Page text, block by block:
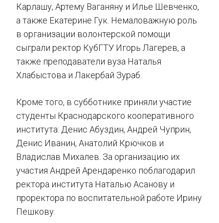
Карлашу, Артему Ваганяну и Илье Шевченко,
а также Екатерине Гук. Немаловажную роль
в организации волонтерской помощи
сыграли ректор КубГТУ Игорь Лагерев, а
также преподаватели вуза Наталья
Хлабыстова и Лакербай Зураб.
Кроме того, в субботнике приняли участие
студенты Краснодарского кооперативного
института: Денис Абуздин, Андрей Чуприн,
Денис Иванин, Анатолий Крючков и
Владислав Михалев. За организацию их
участия Андрей Арендаренко поблагодарил
ректора института Наталью Асанову и
проректора по воспитательной работе Ирину
Пешкову.